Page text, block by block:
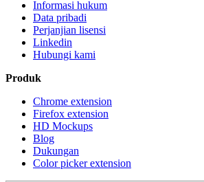
Informasi hukum
Data pribadi
Perjanjian lisensi
Linkedin
Hubungi kami
Produk
Chrome extension
Firefox extension
HD Mockups
Blog
Dukungan
Color picker extension